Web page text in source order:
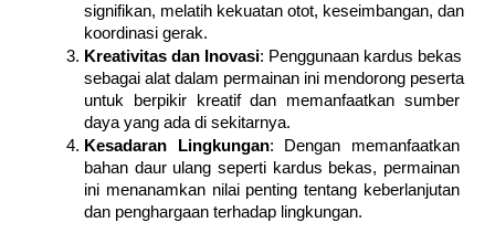
signifikan, melatih kekuatan otot, keseimbangan, dan
koordinasi gerak.
Kreativitas dan Inovasi: Penggunaan kardus bekas
sebagai alat dalam permainan ini mendorong peserta
untuk berpikir kreatif dan memanfaatkan sumber
daya yang ada di sekitarnya.
Kesadaran Lingkungan: Dengan memanfaatkan
bahan daur ulang seperti kardus bekas, permainan
ini menanamkan nilai penting tentang keberlanjutan
dan penghargaan terhadap lingkungan.